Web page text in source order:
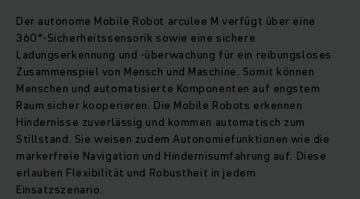
Der autonome Mobile Robot arculee M verfügt über eine
360°-Sicherheitssensorik sowie eine sichere
Ladungserkennung und -überwachung für ein reibungsloses
Zusammenspiel von Mensch und Maschine. Somit können
Menschen und automatisierte Komponenten auf engstem
Raum sicher kooperieren. Die Mobile Robots erkennen
Hindernisse zuverlässig und kommen automatisch zum
Stillstand. Sie weisen zudem Autonomiefunktionen wie die
markerfreie Navigation und Hindernisumfahrung auf. Diese
erlauben Flexibilität und Robustheit in jedem
Einsatzszenario.